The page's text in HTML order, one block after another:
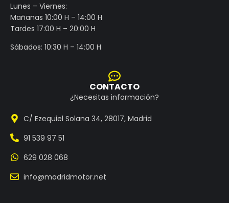
Lunes – Viernes:
Mañanas 10:00 H – 14:00 H
Tardes 17:00 H – 20:00 H
Sábados: 10:30 H – 14:00 H
CONTACTO
¿Necesitas información?
C/ Ezequiel Solana 34, 28017, Madrid
91 539 97 51
629 028 068
info@madridmotor.net